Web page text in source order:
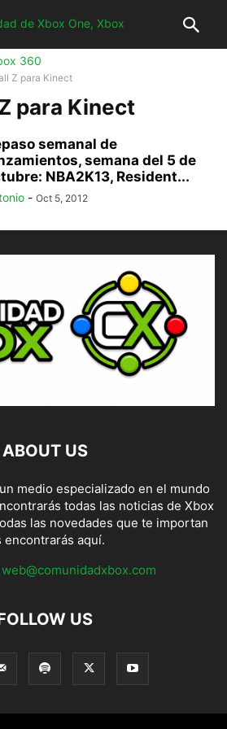
Z para Kinect
para Kinect
semanal de
semana del 5 de
NBA2K13, Resident...
- Oct 5, 2012
ABOUT US
medio especializado en el mundo
todas las noticias de Xbox
las novedades que te importan
encontrarás aquí.
web@comunidadxbox.com
US